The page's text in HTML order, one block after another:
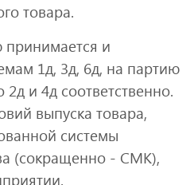
товара.
и
1д, 3д, 6д, на партию
и 4д соответственно.
выпуска товара,
системы
(сокращенно - СМК),